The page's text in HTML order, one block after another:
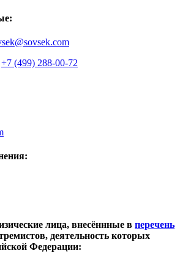
+7 (499) 288-00-72
лица, внесённные в перечень
деятельность которых
Федерации: